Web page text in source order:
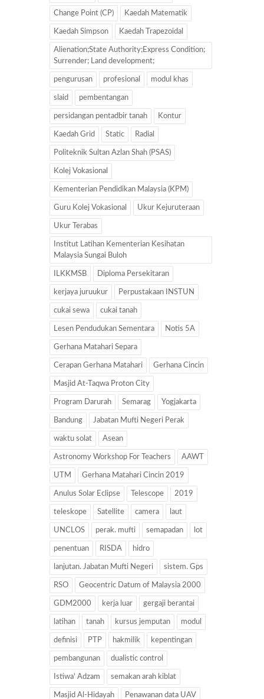
Change Point (CP) Kaedah Matematik
Kaedah Simpson Kaedah Trapezoidal
Alienation;State Authority;Express Condition;
Surrender; Land development;
pengurusan profesional modul khas
slaid pembentangan
persidangan pentadbir tanah Kontur
Kaedah Grid Static Radial
Politeknik Sultan Azlan Shah (PSAS)
Kolej Vokasional
Kementerian Pendidikan Malaysia (KPM)
Guru Kolej Vokasional Ukur Kejuruteraan
Ukur Terabas
Institut Latihan Kementerian Kesihatan
Malaysia Sungai Buloh
ILKKMSB Diploma Persekitaran
kerjaya juruukur Perpustakaan INSTUN
cukai sewa cukai tanah
Lesen Pendudukan Sementara Notis 5A
Gerhana Matahari Separa
Cerapan Gerhana Matahari Gerhana Cincin
Masjid At-Taqwa Proton City
Program Darurah Semarag Yogjakarta
Bandung Jabatan Mufti Negeri Perak
waktu solat Asean
Astronomy Workshop For Teachers AAWT
UTM Gerhana Matahari Cincin 2019
Anulus Solar Eclipse Telescope 2019
teleskope Satellite camera laut
UNCLOS perak. mufti semapadan lot
penentuan RISDA hidro
lanjutan. Jabatan Mufti Negeri sistem. Gps
RSO Geocentric Datum of Malaysia 2000
GDM2000 kerja luar gergaji berantai
latihan tanah kursus jemputan modul
definisi PTP hakmilik kepentingan
pembangunan dualistic control
Istiwa' Adzam semakan arah kiblat
Masjid Al-Hidayah Penawanan data UAV